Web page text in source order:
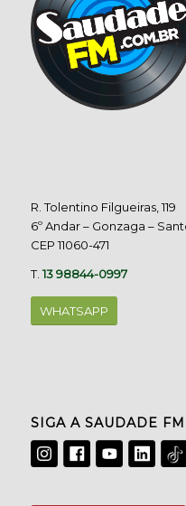
R. Tolentino Filgueiras, 119
6º Andar – Gonzaga –
CEP 11060-471
T.13 98844-0997
WHATSAPP
SIGA A SAUDADE